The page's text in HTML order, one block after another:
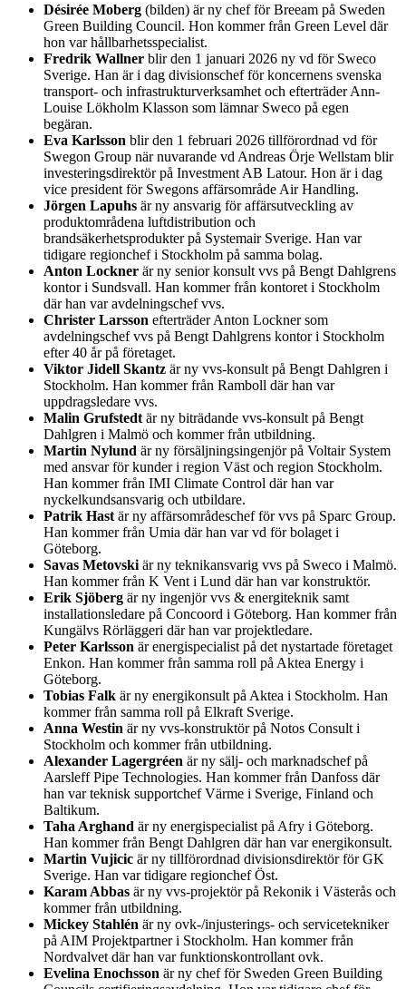
Désirée Moberg (bilden) är ny chef för Breeam på Sweden
Green Building Council. Hon kommer från Green Level där
hon var hållbarhetsspecialist.
Fredrik Wallner blir den 1 januari 2026 ny vd för Sweco
Sverige. Han är i dag divisionschef för koncernens svenska
transport- och infrastrukturverksamhet och efterträder Ann-
Louise Lökholm Klasson som lämnar Sweco på egen
begäran.
Eva Karlsson blir den 1 februari 2026 tillförordnad vd för
Swegon Group när nuvarande vd Andreas Örje Wellstam blir
investeringsdirektör på Investment AB Latour. Hon är i dag
vice president för Swegons affärsområde Air Handling.
Jörgen Lapuhs är ny ansvarig för affärsutveckling av
produktområdena luftdistribution och
brandsäkerhetsprodukter på Systemair Sverige. Han var
tidigare regionchef i Stockholm på samma bolag.
Anton Lockner är ny senior konsult vvs på Bengt Dahlgrens
kontor i Sundsvall. Han kommer från kontoret i Stockholm
där han var avdelningschef vvs.
Christer Larsson efterträder Anton Lockner som
avdelningschef vvs på Bengt Dahlgrens kontor i Stockholm
efter 40 år på företaget.
Viktor Jidell Skantz är ny vvs-konsult på Bengt Dahlgren i
Stockholm. Han kommer från Ramboll där han var
uppdragsledare vvs.
Malin Grufstedt är ny biträdande vvs-konsult på Bengt
Dahlgren i Malmö och kommer från utbildning.
Martin Nylund är ny försäljningsingenjör på Voltair System
med ansvar för kunder i region Väst och region Stockholm.
Han kommer från IMI Climate Control där han var
nyckelkundsansvarig och utbildare.
Patrik Hast är ny affärsområdeschef för vvs på Sparc Group.
Han kommer från Umia där han var vd för bolaget i
Göteborg.
Savas Metovski är ny teknikansvarig vvs på Sweco i Malmö.
Han kommer från K Vent i Lund där han var konstruktör.
Erik Sjöberg är ny ingenjör vvs & energiteknik samt
installationsledare på Concoord i Göteborg. Han kommer från
Kungälvs Rörläggeri där han var projektledare.
Peter Karlsson är energispecialist på det nystartade företaget
Enkon. Han kommer från samma roll på Aktea Energy i
Göteborg.
Tobias Falk är ny energikonsult på Aktea i Stockholm. Han
kommer från samma roll på Elkraft Sverige.
Anna Westin är ny vvs-konstruktör på Notos Consult i
Stockholm och kommer från utbildning.
Alexander Lagergréen är ny sälj- och marknadschef på
Aarsleff Pipe Technologies. Han kommer från Danfoss där
han var teknisk supportchef Värme i Sverige, Finland och
Baltikum.
Taha Arghand är ny energispecialist på Afry i Göteborg.
Han kommer från Bengt Dahlgren där han var energikonsult.
Martin Vujicic är ny tillförordnad divisionsdirektör för GK
Sverige. Han var tidigare regionchef Öst.
Karam Abbas är ny vvs-projektör på Rekonik i Västerås och
kommer från utbildning.
Mickey Stahlén är ny ovk-/injusterings- och servicetekniker
på AIM Projektpartner i Stockholm. Han kommer från
Nordvalvet där han var funktionskontrollant ovk.
Evelina Enochsson är ny chef för Sweden Green Building